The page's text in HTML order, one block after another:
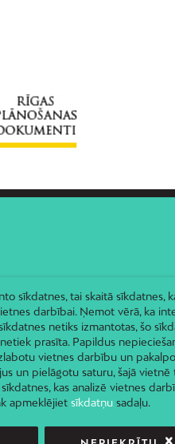
sīkdatnes, tai skaitā sīkdatnes,
darbībai. Ņemot vērā, ka
netiks izmantotas, šo
prasīta. Papildus
vietnes darbību un
un pielāgotu saturu, šajā vietnē
kas analizē vietnes
apmeklējietsīkdatņu sadaļu.